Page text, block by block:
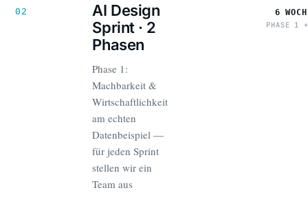
02
AI Design
Sprint · 2
Phasen
Phase 1:
Machbarkeit &
Wirtschaftlichkeit
am echten
Datenbeispiel —
für jeden Sprint
stellen wir ein
Team aus
6
PHASE 1